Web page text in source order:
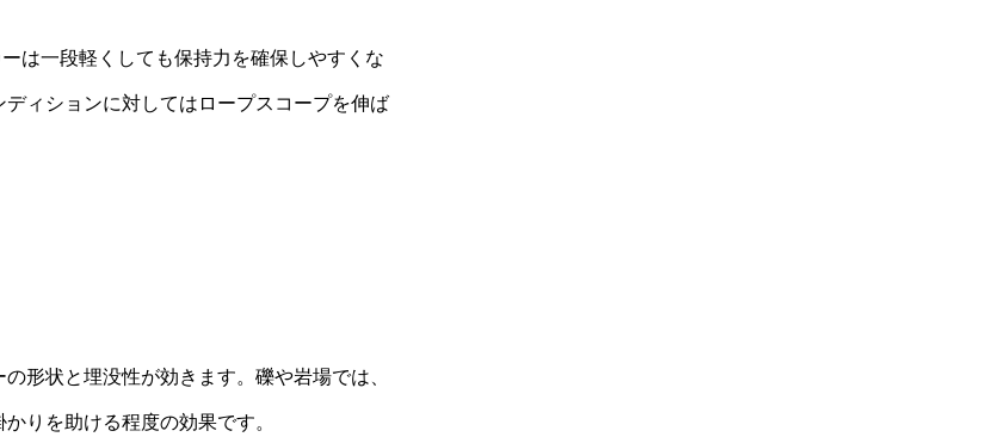
は一段軽くしても保持力を確保しやすくな
ィションに対してはロープスコープを伸ば
形状と埋没性が効きます。礫や岩場では、
りを助ける程度の効果です。